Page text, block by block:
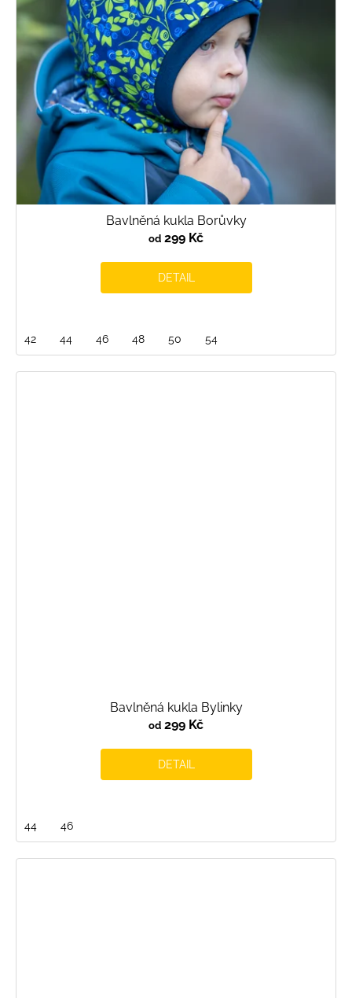
Bavlněná kukla Borůvky
od 299 Kč
DETAIL
42 44 46 48 50 54
Bavlněná kukla Bylinky
od 299 Kč
DETAIL
44 46